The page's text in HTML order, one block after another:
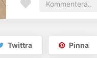
Maj 2025
Twittra Pinna